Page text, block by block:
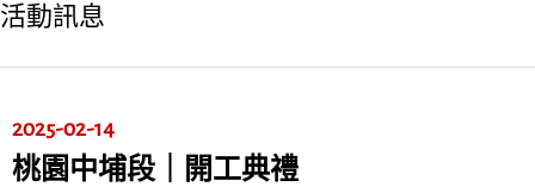
活動訊息
2025-02-14
桃園中埔段｜開工典禮